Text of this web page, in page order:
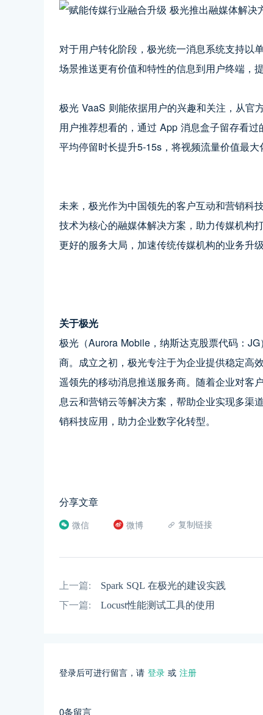
对于用户转化阶段，极光统一消息系统支持以
场景推送更有价值和特性的信息到用户终端，
极光 VaaS 则能依据用户的兴趣和关注，从官
用户推荐想看的，通过 App 消息盒子留存看
平均停留时长提升5-15s，将视频流量价值最大
未来，极光作为中国领先的客户互动和营销科
技术为核心的融媒体解决方案，助力传媒机构
更好的服务大局，加速传统传媒机构的业务升级
关于极光
极光（Aurora Mobile，纳斯达克股票代码：
商。成立之初，极光专注于为企业提供稳定高
遥领先的移动消息推送服务商。随着企业对客
息云和营销云等解决方案，帮助企业实现多渠
销科技应用，助力企业数字化转型。
分享文章
微信 微博 复制链接
上一篇:
Spark SQL 在极光的建设实践
下一篇:
Locust性能测试工具的使用
登录后可进行留言，请 登录 或 注册
0条留言